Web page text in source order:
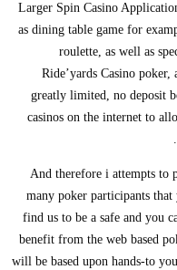
Larger Spin Casino
as dining table game for
roulette, as well as
Ride’yards Casino
greatly limited, no deposit
casinos on the internet to
And therefore i attempts to
many poker participants
find us to be a safe and you
benefit from the web based
will be based upon hands-to